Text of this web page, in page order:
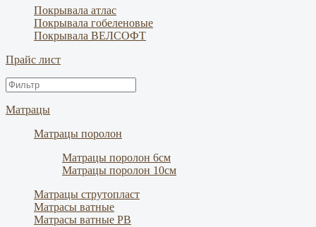
Покрывала атлас
Покрывала гобеленовые
Покрывала ВЕЛСОФТ
Прайс лист
Матрацы
Матрацы поролон
Матрацы поролон 6см
Матрацы поролон 10см
Матрацы струтопласт
Матрасы ватные
Матрасы ватные РВ